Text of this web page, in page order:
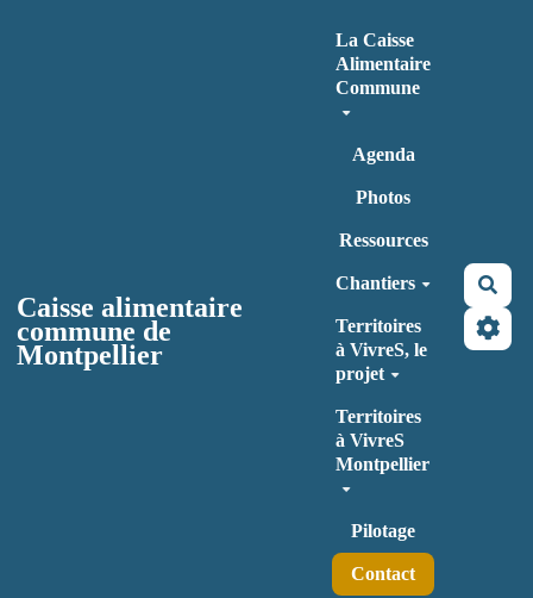
Caisse alimentaire
commune de
Montpellier
La Caisse
Alimentaire
Commune
Agenda
Photos
Ressources
Chantiers
Territoires
à VivreS, le
projet
Territoires
à VivreS
Montpellier
Pilotage
Contact